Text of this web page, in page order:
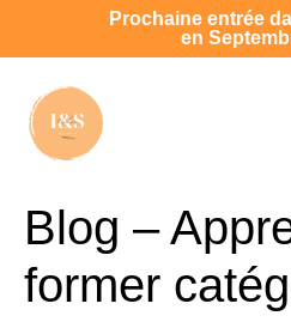
Prochaine entrée
en
Blog –
former